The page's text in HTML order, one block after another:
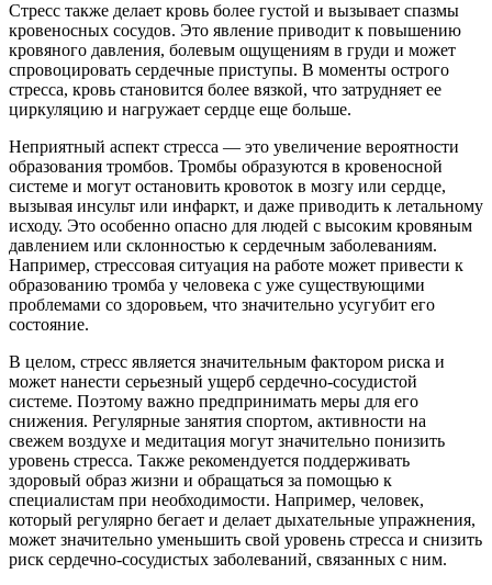
Стресс также делает кровь более густой и вызывает спазмы
кровеносных сосудов. Это явление приводит к повышению
кровяного давления, болевым ощущениям в груди и может
спровоцировать сердечные приступы. В моменты острого
стресса, кровь становится более вязкой, что затрудняет ее
циркуляцию и нагружает сердце еще больше.
Неприятный аспект стресса — это увеличение вероятности
образования тромбов. Тромбы образуются в кровеносной
системе и могут остановить кровоток в мозгу или сердце,
вызывая инсульт или инфаркт, и даже приводить к летальному
исходу. Это особенно опасно для людей с высоким кровяным
давлением или склонностью к сердечным заболеваниям.
Например, стрессовая ситуация на работе может привести к
образованию тромба у человека с уже существующими
проблемами со здоровьем, что значительно усугубит его
состояние.
В целом, стресс является значительным фактором риска и
может нанести серьезный ущерб сердечно-сосудистой
системе. Поэтому важно предпринимать меры для его
снижения. Регулярные занятия спортом, активности на
свежем воздухе и медитация могут значительно понизить
уровень стресса. Также рекомендуется поддерживать
здоровый образ жизни и обращаться за помощью к
специалистам при необходимости. Например, человек,
который регулярно бегает и делает дыхательные упражнения,
может значительно уменьшить свой уровень стресса и снизить
риск сердечно-сосудистых заболеваний, связанных с ним.